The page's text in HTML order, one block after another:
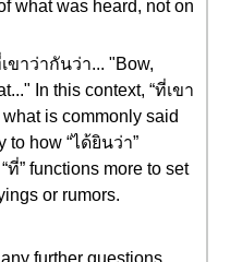
what was heard, not on
ขาว่ากันว่า... "Bow,
In this context, “ที่เขา
is commonly said
to how “ได้ยินว่า”
ที่” functions more to set
or rumors.
further questions,